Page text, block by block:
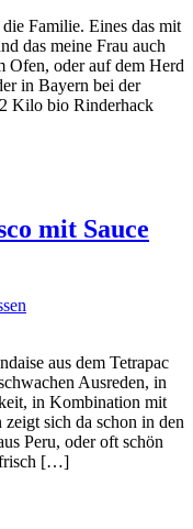
Familie. Eines das mit
das meine Frau auch
Ofen, oder auf dem Herd
in Bayern bei der
Kilo bio Rinderhack
mit Sauce
aus dem Tetrapac
Ausreden, in
in Kombination mit
sich da schon in den
Peru, oder oft schön
frisch […]